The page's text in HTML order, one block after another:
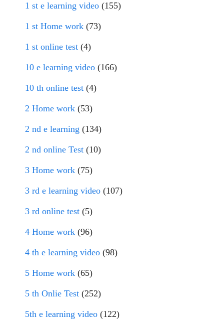
1 st e learning video (155)
1 st Home work (73)
1 st online test (4)
10 e learning video (166)
10 th online test (4)
2 Home work (53)
2 nd e learning (134)
2 nd online Test (10)
3 Home work (75)
3 rd e learning video (107)
3 rd online test (5)
4 Home work (96)
4 th e learning video (98)
5 Home work (65)
5 th Onlie Test (252)
5th e learning video (122)